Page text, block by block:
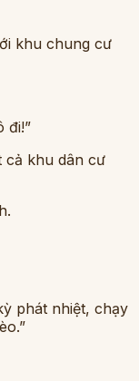
khu chung cư
đi!”
cả khu dân cư
phát nhiệt, chạy